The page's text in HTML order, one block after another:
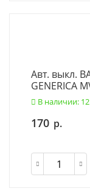
Авт. выкл.
GENERICA
В наличии:
170 р.